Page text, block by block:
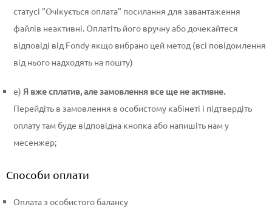
статусі "Очікується оплата" посилання для завантаження
файлів неактивні. Оплатіть його вручну або дочекайтеся
відповіді від Fondy якщо вибрано цей метод (всі повідомлення
від нього надходять на пошту)
е) Я вже сплатив, але замовлення все ще не активне.
Перейдіть в замовлення в особистому кабінеті і підтвердіть
оплату там буде відповідна кнопка або напишіть нам у
месенжер;
Способи оплати
Оплата з особистого балансу